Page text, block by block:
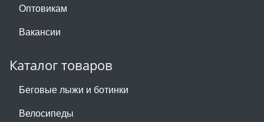
Оптовикам
Вакансии
Каталог товаров
Беговые лыжи и ботинки
Велосипеды